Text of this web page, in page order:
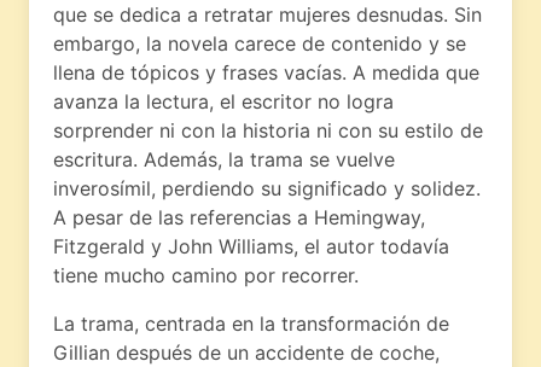
que se dedica a retratar mujeres desnudas. Sin
embargo, la novela carece de contenido y se
llena de tópicos y frases vacías. A medida que
avanza la lectura, el escritor no logra
sorprender ni con la historia ni con su estilo de
escritura. Además, la trama se vuelve
inverosímil, perdiendo su significado y solidez.
A pesar de las referencias a Hemingway,
Fitzgerald y John Williams, el autor todavía
tiene mucho camino por recorrer.
La trama, centrada en la transformación de
Gillian después de un accidente de coche,